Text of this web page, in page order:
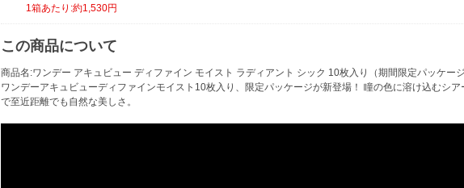
1箱あたり:約1,530円
この商品について
商品名:ワンデー アキュビュー ディファイン モイスト ラディアント シック 10枚入り（期間限定パッケージ
ワンデーアキュビューディファインモイスト10枚入り、限定パッケージが新登場！ 瞳の色に溶け込むシ
で至近距離でも自然な美しさ。